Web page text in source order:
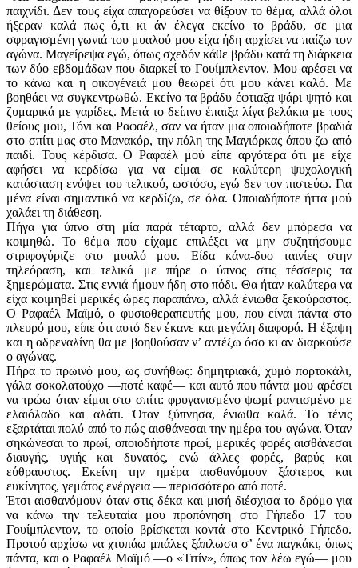
παιχνίδι. Δεν τους είχα απαγορεύσει να θίξουν το θέμα, αλλά όλοι
ήξεραν καλά πως ό,τι κι άν έλεγα εκείνο το βράδυ, σε μια
σφραγισμένη γωνιά του μυαλού μου είχα ήδη αρχίσει να παίζω τον
αγώνα. Μαγείρεψα εγώ, όπως σχεδόν κάθε βράδυ κατά τη διάρκεια
των δύο εβδομάδων που διαρκεί το Γουίμπλεντον. Μου αρέσει να
το κάνω και η οικογένειά μου θεωρεί ότι μου κάνει καλό. Με
βοηθάει να συγκεντρωθώ. Εκείνο τα βράδυ έφτιαξα ψάρι ψητό και
ζυμαρικά με γαρίδες. Μετά το δείπνο έπαιξα λίγα βελάκια με τους
θείους μου, Τόνι και Ραφαέλ, σαν να ήταν μια οποιαδήποτε βραδιά
στο σπίτι μας στο Μανακόρ, την πόλη της Μαγιόρκας όπου ζω από
παιδί. Τους κέρδισα. Ο Ραφαέλ μού είπε αργότερα ότι με είχε
αφήσει να κερδίσω για να είμαι σε καλύτερη ψυχολογική
κατάσταση ενόψει του τελικού, ωστόσο, εγώ δεν τον πιστεύω. Για
μένα είναι σημαντικό να κερδίζω, σε όλα. Οποιαδήποτε ήττα μού
χαλάει τη διάθεση.
Πήγα για ύπνο στη μία παρά τέταρτο, αλλά δεν μπόρεσα να
κοιμηθώ. Το θέμα που είχαμε επιλέξει να μην συζητήσουμε
στριφογύριζε στο μυαλό μου. Είδα κάνα-δυο ταινίες στην
τηλεόραση, και τελικά με πήρε ο ύπνος στις τέσσερις τα
ξημερώματα. Στις εννιά ήμουν ήδη στο πόδι. Θα ήταν καλύτερα να
είχα κοιμηθεί μερικές ώρες παραπάνω, αλλά ένιωθα ξεκούραστος.
Ο Ραφαέλ Μαϊμό, ο φυσιοθεραπευτής μου, που είναι πάντα στο
πλευρό μου, είπε ότι αυτό δεν έκανε και μεγάλη διαφορά. Η έξαψη
και η αδρεναλίνη θα με βοηθούσαν ν’ αντέξω όσο κι αν διαρκούσε
ο αγώνας.
Πήρα το πρωινό μου, ως συνήθως: δημητριακά, χυμό πορτοκάλι,
γάλα σοκολατούχο —ποτέ καφέ— και αυτό που πάντα μου αρέσει
να τρώω όταν είμαι στο σπίτι: φρυγανισμένο ψωμί ραντισμένο με
ελαιόλαδο και αλάτι. Όταν ξύπνησα, ένιωθα καλά. Το τένις
εξαρτάται πολύ από το πώς αισθάνεσαι την ημέρα του αγώνα. Όταν
σηκώνεσαι το πρωί, οποιοδήποτε πρωί, μερικές φορές αισθάνεσαι
διαυγής, υγιής και δυνατός, ενώ άλλες φορές, βαρύς και
εύθραυστος. Εκείνη την ημέρα αισθανόμουν ξάστερος και
ευκίνητος, γεμάτος ενέργεια — περισσότερο από ποτέ.
Έτσι αισθανόμουν όταν στις δέκα και μισή διέσχισα το δρόμο για
να κάνω την τελευταία μου προπόνηση στο Γήπεδο 17 του
Γουίμπλεντον, το οποίο βρίσκεται κοντά στο Κεντρικό Γήπεδο.
Προτού αρχίσω να χτυπάω μπάλες ξάπλωσα σ’ ένα παγκάκι, όπως
πάντα, και ο Ραφαέλ Μαϊμό —ο «Τιτίν», όπως τον λέω εγώ— μου